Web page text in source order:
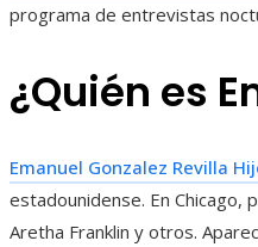
programa de entrevistas
¿Quién es
Emanuel Gonzalez Revilla
estadounidense. En
Aretha Franklin y otros.